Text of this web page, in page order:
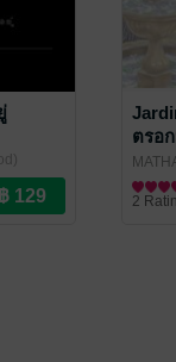
ตรอ
วรรณก
2